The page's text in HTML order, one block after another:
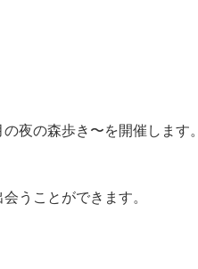
夜の森歩き〜を開催します。
うことができます。